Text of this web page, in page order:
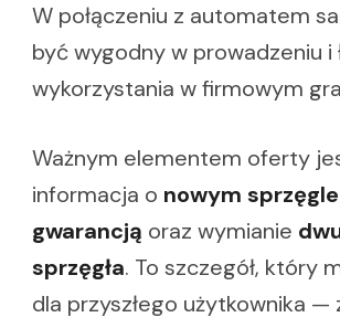
W połączeniu z automatem
być wygodny w prowadzeniu i
wykorzystania w firmowym
Ważnym elementem oferty
informacja o nowym
gwarancją oraz wymianie
sprzęgła. To szczegół, który
dla przyszłego użytkownika —